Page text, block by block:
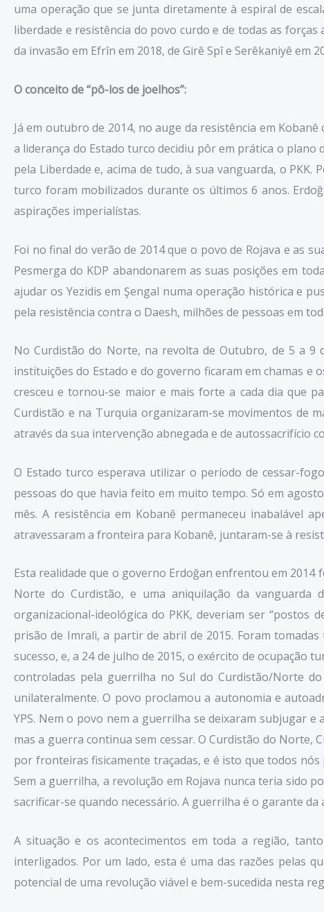
uma operação que se junta diretamente à espiral de
liberdade e resistência do povo curdo e de todas as
da invasão em Efrîn em 2018, de Girê Spî e Serêkaniyê
O conceito de “pô-los de joelhos”:
Já em outubro de 2014, no auge da resistência em
a liderança do Estado turco decidiu pôr em prática o plano
pela Liberdade e, acima de tudo, à sua vanguarda, o
turco foram mobilizados durante os últimos 6 anos.
aspirações imperialístas.
Foi no final do verão de 2014 que o povo de Rojava e as
Pesmerga do KDP abandonarem as suas posições em
ajudar os Yezidis em Şengal numa operação histórica e
pela resistência contra o Daesh, milhões de pessoas em
No Curdistão do Norte, na revolta de Outubro, de 5 a 9
instituições do Estado e do governo ficaram em chamas
cresceu e tornou-se maior e mais forte a cada dia que
Curdistão e na Turquia organizaram-se movimentos de
através da sua intervenção abnegada e de autossacrifício
O Estado turco esperava utilizar o período de cessar-
pessoas do que havia feito em muito tempo. Só em
mês. A resistência em Kobanê permaneceu inabalável
atravessaram a fronteira para Kobanê, juntaram-se à
Esta realidade que o governo Erdoğan enfrentou em 2014
Norte do Curdistão, e uma aniquilação da
organizacional-ideológica do PKK, deveriam ser “postos
prisão de Imrali, a partir de abril de 2015. Foram
sucesso, e, a 24 de julho de 2015, o exército de ocupação
controladas pela guerrilha no Sul do Curdistão/Norte
unilateralmente. O povo proclamou a autonomia e
YPS. Nem o povo nem a guerrilha se deixaram subjugar
mas a guerra continua sem cessar. O Curdistão do Norte,
por fronteiras fisicamente traçadas, e é isto que todos
Sem a guerrilha, a revolução em Rojava nunca teria sido
sacrificar-se quando necessário. A guerrilha é o garante da
A situação e os acontecimentos em toda a região,
interligados. Por um lado, esta é uma das razões pelas
potencial de uma revolução viável e bem-sucedida nesta